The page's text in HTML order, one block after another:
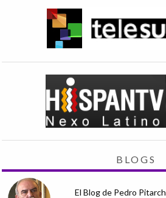
BLOGS
El Blog de Pedro Pitarch